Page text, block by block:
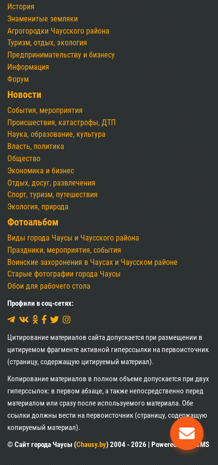
История
Знаменитые земляки
Агрогородки Чаусского района
Туризм, отдых, экология
Предпринимательству и бизнесу
Информация
Форум
Новости
События, мероприятия
Происшествия, катастрофы, ДТП
Наука, образование, культура
Власть, политика
Общество
Экономика и бизнес
Отдых, досуг, развлечения
Спорт, туризм, путешествия
Экология, природа
Фотоальбом
Виды города Чаусы и Чаусского района
Праздники, мероприятия, события
Воинские захоронения в Чаусах и Чаусском районе
Старые фотографии города Чаусы
Обои для рабочего стола
Профили в соц-сетях:
Цитирование материалов сайта допускается при размещении в
цитируемом фрагменте активной гиперссылки на первоисточник
(страницу, содержащую цитируемый материал).
Копирование материалов в полном объеме допускается при двух
гиперссылок: в первом абзаце, а также непосредственно перед
материалом или сразу после используемого материала. Обе
ссылки должны вести на первоисточник (страницу, содержащую
копируемый материал).
© Сайт города Чаусы (Chausy.by) 2004 - 2026 | Powered by XII CMS